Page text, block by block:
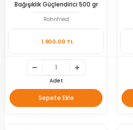
Bağışıklık Güçlendirici 500 gr
Rohnfried
1.900,00 TL
Adet
Sepete Ekle